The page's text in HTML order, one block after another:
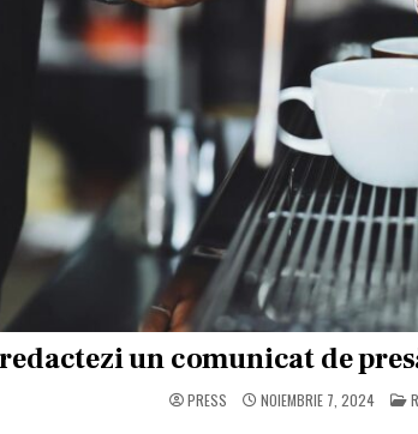
un comunicat de
PRESS NOIEMBRIE 7, 2024